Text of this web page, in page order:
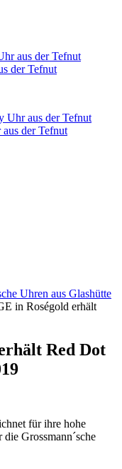
Uhren aus Glashütte
in Roségold erhält
Red Dot
für ihre hohe
Grossmann´sche